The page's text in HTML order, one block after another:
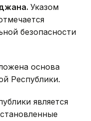
Указом
безопасности
основа
Республики.
является